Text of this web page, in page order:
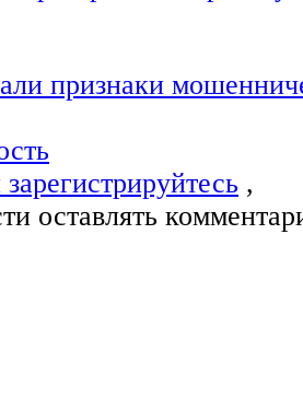
признаки
зарегистрируйтесь ,
оставлять